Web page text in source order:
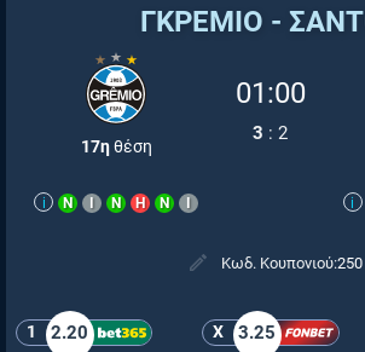
ΓΚΡΕΜΙΟ -
17ηθέση
i Ν Ι Ν Η Ν Ι
01:00
3 :2
i
Κωδ. Κουπονιού:250
1 2.20 X 3.25